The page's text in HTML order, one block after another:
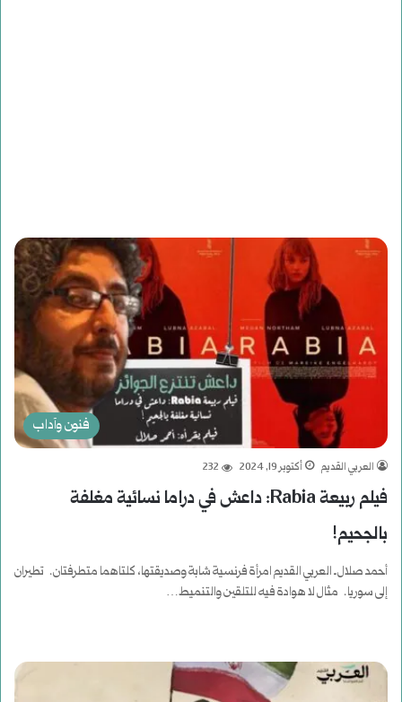
فنون وآداب
العربي القديم أكتوبر 19, 2024 232
فيلم ربيعة Rabia: داعش في دراما نسائية مغلفة
بالجحيم!
أحمد صلال ـ العربي القديم امرأة فرنسية شابة وصديقتها، كلتاهما متطرفتان. تطيران
إلى سوريا. مثال لا هوادة فيه للتلقين والتنميط…